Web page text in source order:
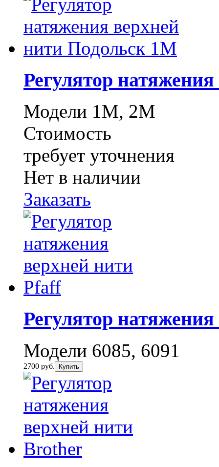
Регулятор
Модели 1М, 2М
Стоимость
требует уточнения
Нет в наличии
Заказать
Регулятор
Модели 6085, 6091
2700 руб. Купить